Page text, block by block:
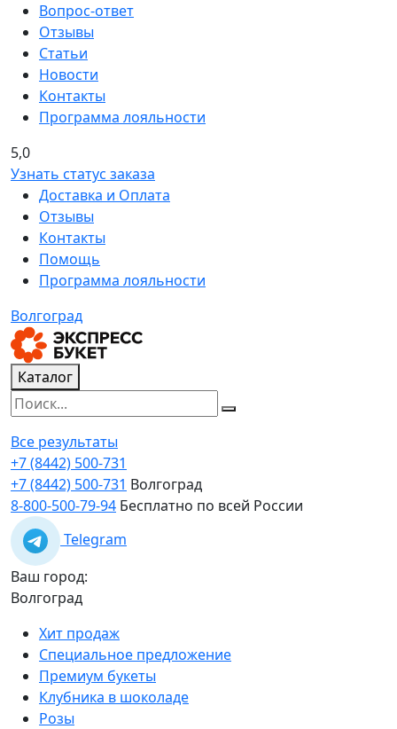
Вопрос-ответ
Отзывы
Статьи
Новости
Контакты
Программа лояльности
5,0
Узнать статус заказа
Доставка и Оплата
Отзывы
Контакты
Помощь
Программа лояльности
Волгоград
Каталог
Все результаты
+7 (8442) 500-731
+7 (8442) 500-731 Волгоград
8-800-500-79-94 Бесплатно по всей России
Telegram
Ваш город:
Волгоград
Хит продаж
Специальное предложение
Премиум букеты
Клубника в шоколаде
Розы